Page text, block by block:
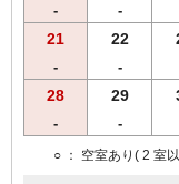
- -
21
-
22
-
28
-
29
-
○ ： 空室あり( 2 室